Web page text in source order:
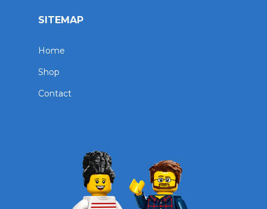
SITEMAP
Home
Shop
Contact